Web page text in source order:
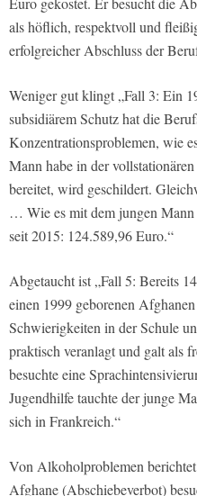
als höflich, respektvoll und
erfolgreicher Abschluss der
Weniger gut klingt „Fall 3: Ein
subsidiärem Schutz hat die
Konzentrationsproblemen, wie
Mann habe in der
bereitet, wird geschildert.
… Wie es mit dem jungen
seit 2015: 124.589,96 Euro.“
Abgetaucht ist „Fall 5: Bereits
einen 1999 geborenen
Schwierigkeiten in der Schule
praktisch veranlagt und galt
besuchte eine
Jugendhilfe tauchte der junge
sich in Frankreich.“
Von Alkoholproblemen
Afghane (Abschiebeverbot)